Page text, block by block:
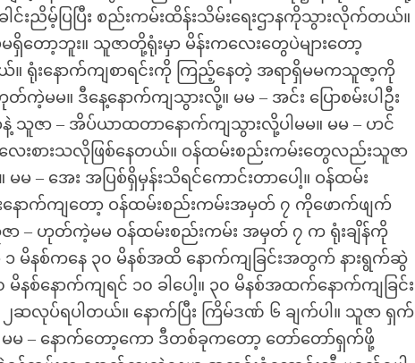
းညိမ့်ပြပြီး စည်းကမ်းထိန်းသိမ်းရေးဌာနကိုသွားလိုက်တယ်။
တော့ဘူး။ သူဇာတို့ရုံးမှာ မိန်းကလေးတွေပဲများတော့
ရုံးနောက်ကျစာရင်းကို ကြည့်နေတဲ့ အရာရှိမမကသူဇာ့ကို
မ။ ဒီနေ့နောက်ကျသွားလို့။ မမ – အင်း ပြောစမ်းပါဦး
ာ – အိပ်ယာထတာနောက်ကျသွားလို့ပါမမ။ မမ – ဟင်
စားသလိုဖြစ်နေတယ်။ ဝန်ထမ်းစည်းကမ်းတွေလည်းသူဇာ
– အေး အပြစ်ရှိမှန်းသိရင်ကောင်းတာပေါ့။ ဝန်ထမ်း
ာက်ကျတော့ ဝန်ထမ်းစည်းကမ်းအမှတ် ၇ ကိုဖောက်ဖျက်
– ဟုတ်ကဲ့မမ ဝန်ထမ်းစည်းကမ်း အမှတ် ၇ က ရုံးချိန်ကို
၁ မိနစ်ကနေ ၃၀ မိနစ်အထိ နောက်ကျခြင်းအတွက် နားရွက်ဆွဲ
ောက်ကျရင် ၁၀ ခါပေါ့။ ၃၀ မိနစ်အထက်နောက်ကျခြင်း
ရပါတယ်။ နောက်ပြီး ကြိမ်ဒဏ် ၆ ချက်ပါ။ သူဇာ ရှက်
မမ – နောက်တော့ကော ဒီတစ်ခုကတော့ တော်တော်ရှက်ဖို့